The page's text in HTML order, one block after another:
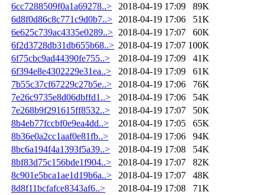
6cc7288509f0a1a69278..>
2018-04-19 17:09
89K
6d8f0d86c8c771c9d0b7..>
2018-04-19 17:06
51K
6e625c739ac4335e0289..> 2018-04-19 17:07
60K
6f2d3728db31db655b68..> 2018-04-19 17:07 100K
6f75cbc9ad44390fe755..>
2018-04-19 17:09
41K
6f394e8e4302229e31ea..>
2018-04-19 17:09
61K
7b55c37cf67229c27b5e..>
2018-04-19 17:06
76K
7e26c9735e8d06dbffd1..>
2018-04-19 17:06
54K
7e268b9f291615ff8532..>
2018-04-19 17:07
50K
8b4eb77fccbf0e9ea4dd..>
2018-04-19 17:05
65K
8b36e0a2cc1aaf0e81fb..>
2018-04-19 17:06
94K
8bc6a194f4a1393f5a39..>
2018-04-19 17:08
54K
8bf83d75c156bde1f904..>
2018-04-19 17:07
82K
8c901e5bca1ae1d19b6a..>
2018-04-19 17:07
48K
8d8f11bcfafce8343af6..>
2018-04-19 17:08
71K